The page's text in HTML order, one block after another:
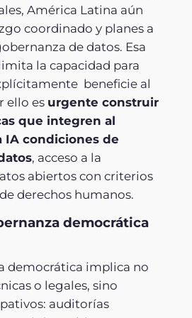
América Latina aún
coordinado y planes a
de datos. Esa
la capacidad para
beneficie al
ello es urgente construir
que integren al
IA condiciones de
, acceso a la
abiertos con criterios
derechos humanos.
democrática
democrática implica no
o legales, sino
auditorías